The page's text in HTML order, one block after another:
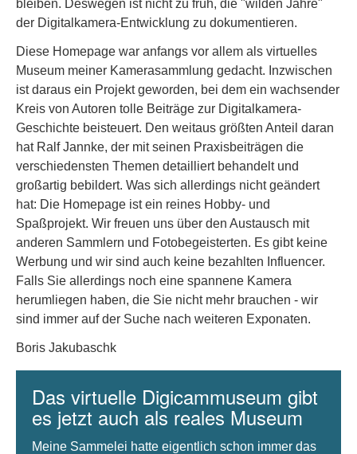
bleiben. Deswegen ist nicht zu früh, die "wilden Jahre"
der Digitalkamera-Entwicklung zu dokumentieren.
Diese Homepage war anfangs vor allem als virtuelles
Museum meiner Kamerasammlung gedacht. Inzwischen
ist daraus ein Projekt geworden, bei dem ein wachsender
Kreis von Autoren tolle Beiträge zur Digitalkamera-
Geschichte beisteuert. Den weitaus größten Anteil daran
hat Ralf Jannke, der mit seinen Praxisbeiträgen die
verschiedensten Themen detailliert behandelt und
großartig bebildert. Was sich allerdings nicht geändert
hat: Die Homepage ist ein reines Hobby- und
Spaßprojekt. Wir freuen uns über den Austausch mit
anderen Sammlern und Fotobegeisterten. Es gibt keine
Werbung und wir sind auch keine bezahlten Influencer.
Falls Sie allerdings noch eine spannene Kamera
herumliegen haben, die Sie nicht mehr brauchen - wir
sind immer auf der Suche nach weiteren Exponaten.
Boris Jakubaschk
Das virtuelle Digicammuseum gibt
es jetzt auch als reales Museum
Meine Sammelei hatte eigentlich schon immer das